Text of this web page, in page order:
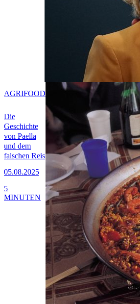
Die
Geschichte
von Paella
und dem
falschen Reis
05.08.2025
AGRIFOOD
5
MINUTEN